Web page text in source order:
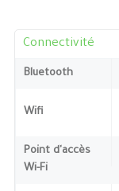
Connectivité
Bluetooth
Wifi
Point d'accès
Wi-Fi